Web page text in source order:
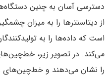
دسترسی آسان به چنین
از دیتاسنترها را به میزان
است که داده‌ها را به
می‌کند. در تصویر زیر،
را نشان می‌دهند و خط‌چین‌های